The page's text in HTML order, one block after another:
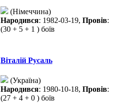
(Німеччина)
Народився: 1982-03-19, Провів:
(30 + 5 + 1 ) боїв
Віталій Русаль
(Україна)
Народився: 1980-10-18, Провів:
(27 + 4 + 0 ) боїв